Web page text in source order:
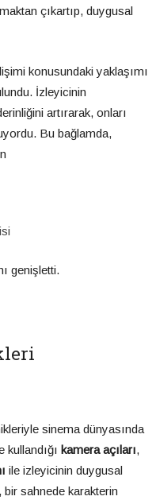
çıkartıp, duygusal
konusundaki yaklaşımı
İzleyicinin
artırarak, onları
Bu bağlamda,
genişletti.
sinema dünyasında
kamera açıları,
ile izleyicinin duygusal
sahnede karakterin